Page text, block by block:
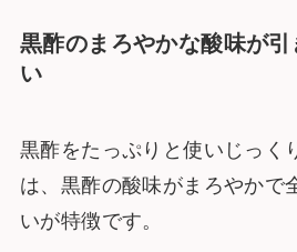
黒酢のまろやかな酸味が
い
黒酢をたっぷりと使いじっく
は、黒酢の酸味がまろやかで
いが特徴です。